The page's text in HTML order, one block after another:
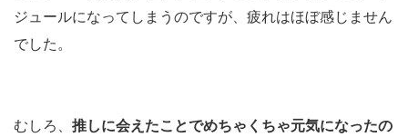
ジュールになってしまうのですが、疲れはほぼ感じません
でした。
むしろ、 推しに会えたことでめちゃくちゃ元気になったの